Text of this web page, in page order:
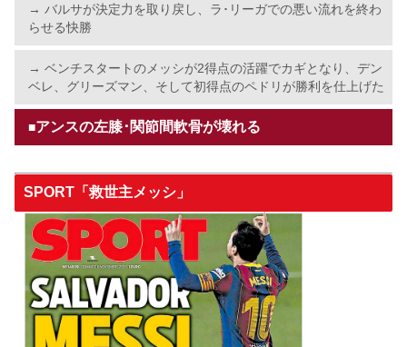
→ バルサが決定力を取り戻し、ラ･リーガでの悪い流れを終わ
らせる快勝
→ ベンチスタートのメッシが2得点の活躍でカギとなり、デン
ベレ、グリーズマン、そして初得点のペドリが勝利を仕上げた
■アンスの左膝･関節間軟骨が壊れる
SPORT「救世主メッシ」